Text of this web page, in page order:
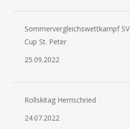
Sommervergleichswettkampf SV
Cup St. Peter
25.09.2022
Rollskitag Herrischried
24.07.2022